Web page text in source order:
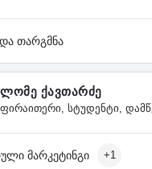
თარგმნა
ქავთარძე
სტუდენტი,
მარკეტინგი +1